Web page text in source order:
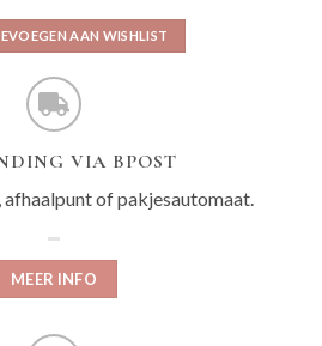
AAN WISHLIST
VIA BPOST
afhaalpunt of pakjesautomaat.
MEER INFO